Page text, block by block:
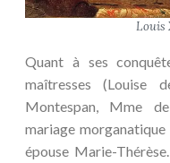
Louis
Quant à ses
maîtresses (Louise
Montespan, Mme
mariage
épouse Marie-